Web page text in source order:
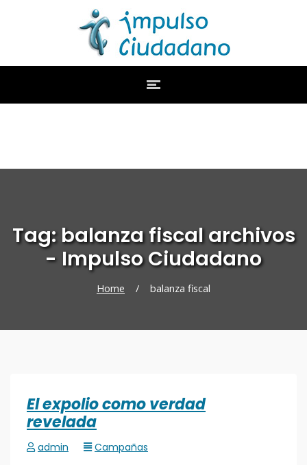
Tag: balanza fiscal archivos
- Impulso Ciudadano
Home / balanza fiscal
El expolio como verdad
revelada
admin Campañas